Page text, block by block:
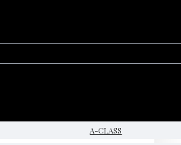
A-CLASS